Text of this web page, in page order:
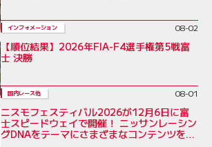
インフォメーション 08-02
【順位結果】2026年FIA-F4選手権第5戦富
士 決勝
国内レース他 08-01
ニスモフェスティバル2026が12月6日に富
士スピードウェイで開催！ ニッサンレーシン
グDNAをテーマにさまざまなコンテンツを展